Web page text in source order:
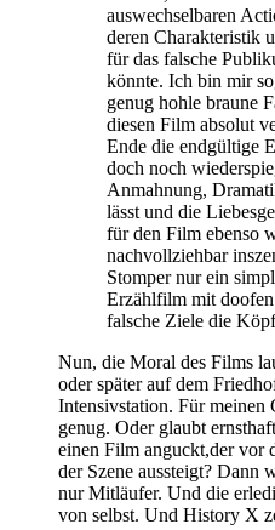
auswechselbaren
deren Charakteristik
für das falsche
könnte. Ich bin mir
genug hohle braune
diesen Film absolut
Ende die endgültige
doch noch
Anmahnung,
lässt und die
für den Film ebenso
nachvollziehbar
Stomper nur ein
Erzählfilm mit
falsche Ziele die
Nun, die Moral des Films
oder später auf dem
Intensivstation. Für meinen
genug. Oder glaubt
einen Film anguckt,der vor
der Szene aussteigt? Dann
nur Mitläufer. Und die
von selbst. Und History X